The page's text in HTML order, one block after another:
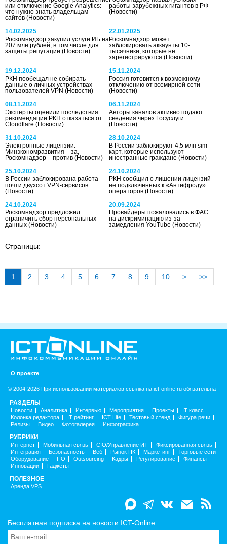
или отключение Google Analytics:
что нужно знать владельцам
сайтов (Новости)
работы зарубежных гигантов в РФ
(Новости)
14.02.2025
Роскомнадзор закупил услуги ИБ на
207 млн рублей, в том числе для
защиты репутации (Новости)
22.01.2025
Роскомнадзор может
заблокировать аккаунты 10-
тысячники, которые не
зарегистрируются(Новости)
19.12.2024
РКН пообещал не собирать
данные о личных устройствах
пользователей VPN (Новости)
15.11.2024
Россия готовится к возможному
отключению от всемирной сети
(Новости)
08.11.2024
Эксперты оценили последствия
рекомендации РКН отказаться от
Cloudflare (Новости)
06.11.2024
Авторы каналов активно подают
сведения через Госуслуги
(Новости)
31.10.2024
Электронные лицензии:
Минэкономразвития – за,
Роскомнадзор – против (Новости)
28.10.2024
В России заблокируют 4,5 млн sim-
карт, которые используют
иностранные граждане(Новости)
25.10.2024
В России заблокирована работа
почти двухсот VPN-сервисов
(Новости)
24.10.2024
РКН сообщил о лишении лицензий
не подключенных к «Антифроду»
операторов(Новости)
24.10.2024
Роскомнадзор предложил
ограничить сбор персональных
данных (Новости)
20.09.2024
Провайдеры пожаловались в ФАС
на дискриминацию из-за
замедления YouTube(Новости)
Страницы:
1 2 3 4 5 6 7 8 9 10 > >>
О проекте
© 2004-2026 При использовании материалов ссылка на ict-online.ru обязательна
РАЗДЕЛЫ
Новости Аналитика Интервью Мероприятия Проекты
IT класс
Колонка редактора
IT рейтинг ICT Life Тестовый стенд
Фигура речи
Релизы
Видео Фотогалерея Инфографика
РУБРИКИ
Интернет Мобильная связь CIO/Управление ИТ
Фиксированная связь
Интеграция
Безопасность Веб Рынок ПК Маркетинг
Торговые сети
Оборудование
ПО Outsourcing Кадры Регулирование
Финансы
Инновации
Гаджеты
ПОЛЕЗНОЕ
Аренда VPS
Бесплатная подписка на новости ICT-Online